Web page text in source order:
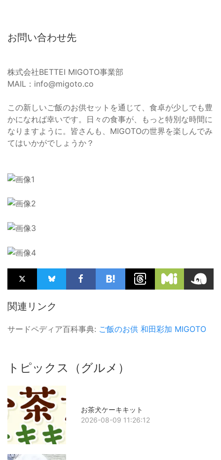
お問い合わせ先
株式会社BETTEI MIGOTO事業部
MAIL：info@migoto.co
この新しいご飯のお供セットを通じて、食卓が少しでも豊
かになれば幸いです。日々の食事が、もっと特別な時間に
なりますように。皆さんも、MIGOTOの世界を楽しんでみ
てはいかがでしょうか？
関連リンク
サードペディア百科事典: ご飯のお供 和田彩加 MIGOTO
トピックス（グルメ）
お茶犬ケーキキット
2026-08-09 11:26:12